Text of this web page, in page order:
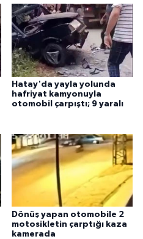
Hatay'da yayla yolunda
hafriyat kamyonuyla
otomobil çarpıştı; 9 yaralı
Dönüş yapan otomobile 2
motosikletin çarptığı kaza
kamerada